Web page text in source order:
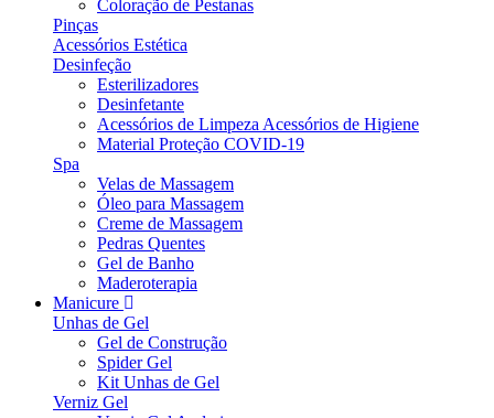
Coloração de Pestanas
Pinças
Acessórios Estética
Desinfeção
Esterilizadores
Desinfetante
Acessórios de Limpeza Acessórios de Higiene
Material Proteção COVID-19
Spa
Velas de Massagem
Óleo para Massagem
Creme de Massagem
Pedras Quentes
Gel de Banho
Maderoterapia
Manicure
Unhas de Gel
Gel de Construção
Spider Gel
Kit Unhas de Gel
Verniz Gel